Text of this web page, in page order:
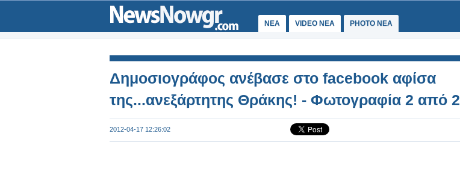
ΝΕΑ VIDEO NEA PHOTO NEA
Δημοσιογράφος ανέβασε στο facebook αφίσα
της...ανεξάρτητης Θράκης! - Φωτογραφία 2 από 2
2012-04-17 12:26:02